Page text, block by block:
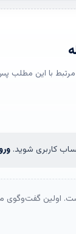
با این مطلب پس
کاربری شوید.
اولین گفت‌وگوی